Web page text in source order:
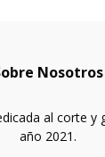
Nosotros
al corte y
año 2021.